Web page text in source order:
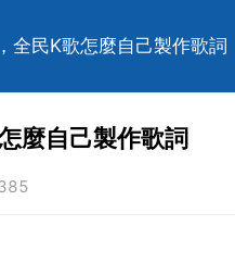
全民K歌怎麼自己製作歌詞
麼自己製作歌詞